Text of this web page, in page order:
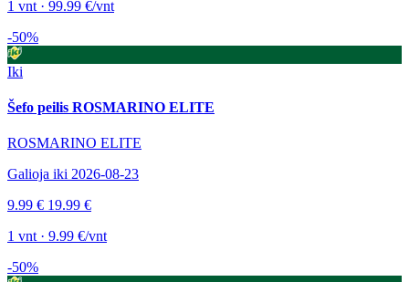
1 vnt · 99.99 €/vnt
-50%
Iki
Šefo peilis ROSMARINO ELITE
ROSMARINO ELITE
Galioja iki 2026-08-23
9.99 € 19.99 €
1 vnt · 9.99 €/vnt
-50%